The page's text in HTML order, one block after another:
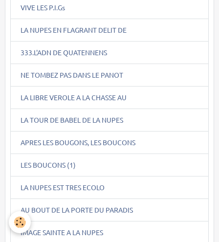
VIVE LES P.I.Gs
LA NUPES EN FLAGRANT DELIT DE
333.L'ADN DE QUATENNENS
NE TOMBEZ PAS DANS LE PANOT
LA LIBRE VEROLE A LA CHASSE AU
LA TOUR DE BABEL DE LA NUPES
APRES LES BOUGONS, LES BOUCONS
LES BOUCONS (1)
LA NUPES EST TRES ECOLO
AU BOUT DE LA PORTE DU PARADIS
IMAGE SAINTE A LA NUPES